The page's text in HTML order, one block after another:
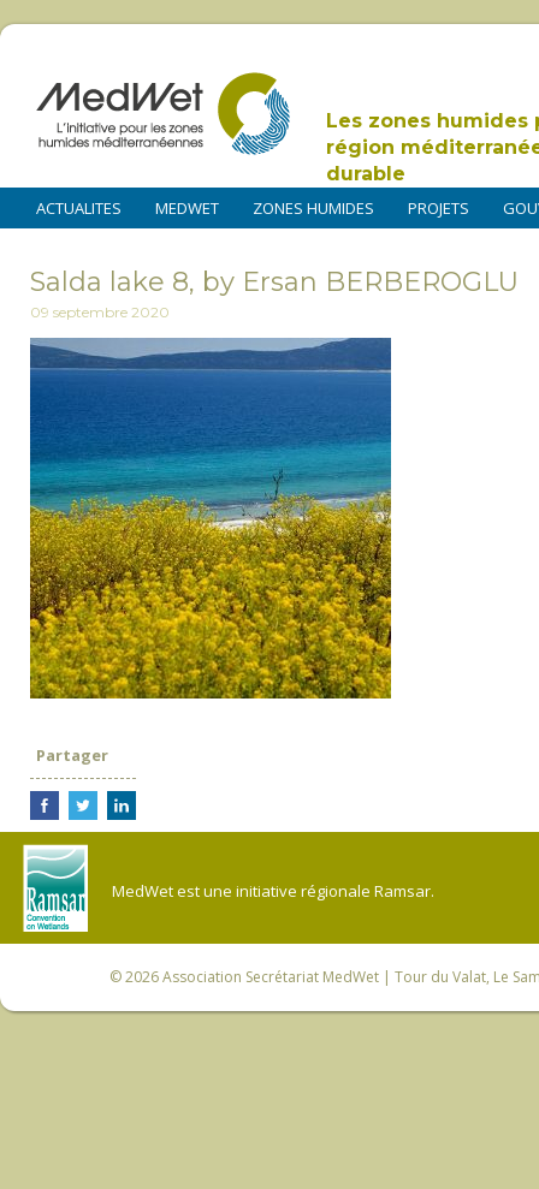
Les zones humides
région
durable
ACTUALITES MEDWET ZONES HUMIDES PROJETS
Salda lake 8, by Ersan BERBEROGLU
09 septembre 2020
Partager
MedWet est une initiative régionale Ramsar.
© 2026Association Secrétariat MedWet | Tour du Valat, Le